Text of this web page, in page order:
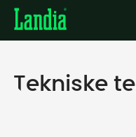
Tekniske